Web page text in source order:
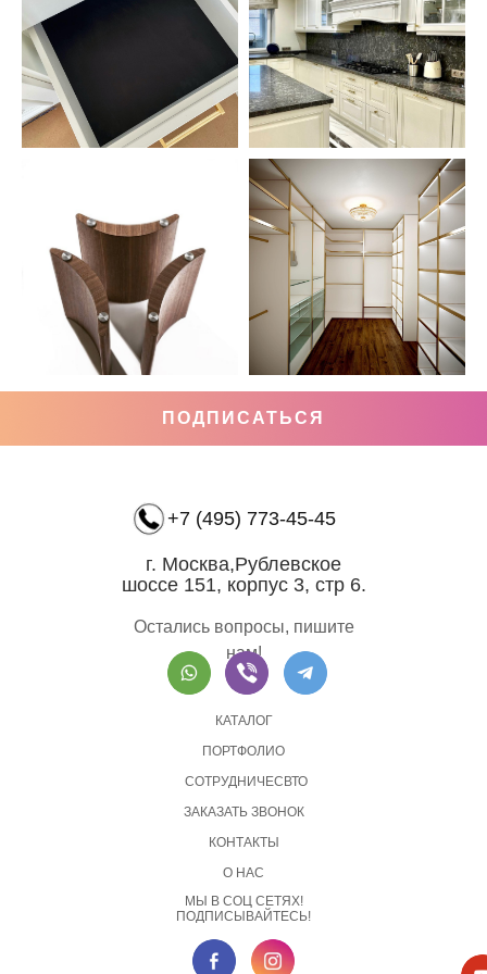
ПОДПИСАТЬСЯ
ЗАКАЗАТЬ ЗВОНОК
КАТАЛОГ
ПОРТФОЛИО
СОТРУДНИЧЕСВТО
КОНТАКТЫ
О НАС
+7 (495) 773-45-45
г. Москва,Рублевское
шоссе 151, корпус 3, стр 6.
Остались вопросы, пишите
нам!
МЫ В СОЦ СЕТЯХ!
ПОДПИСЫВАЙТЕСЬ!